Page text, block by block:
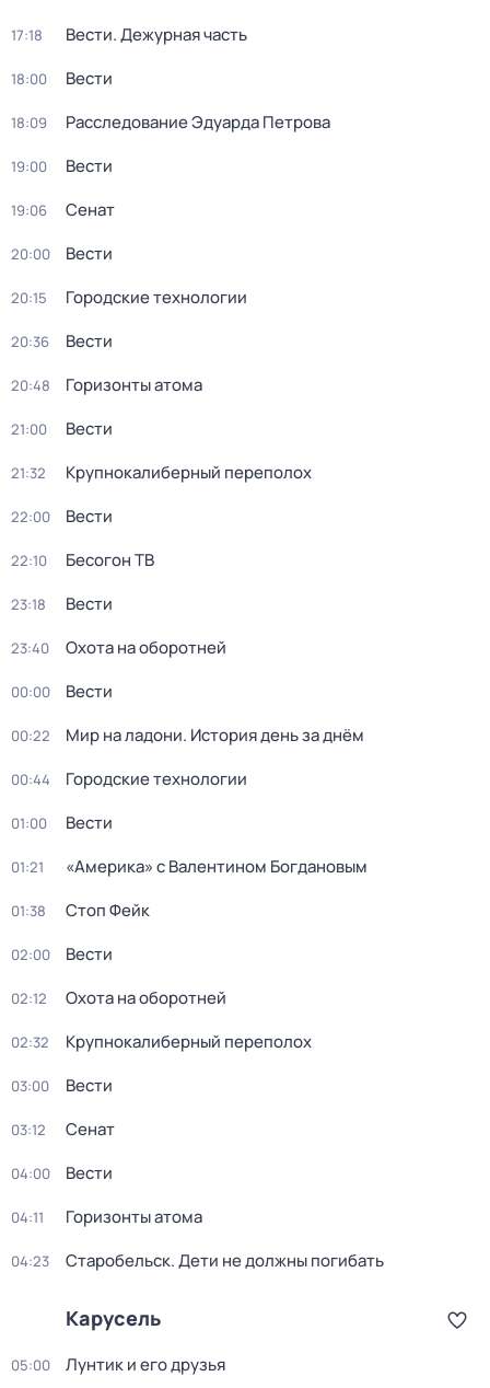
17:18 Вести. Дежурная часть
18:00 Вести
18:09 Расследование Эдуарда Петрова
19:00 Вести
19:06 Сенат
20:00 Вести
20:15 Городские технологии
20:36 Вести
20:48 Горизонты атома
21:00 Вести
21:32 Крупнокалиберный переполох
22:00 Вести
22:10 Бесогон ТВ
23:18 Вести
23:40 Охота на оборотней
00:00 Вести
00:22 Мир на ладони. История день за днём
00:44 Городские технологии
01:00 Вести
01:21 «Америка» с Валентином Богдановым
01:38 Стоп Фейк
02:00 Вести
02:12 Охота на оборотней
02:32 Крупнокалиберный переполох
03:00 Вести
03:12 Сенат
04:00 Вести
04:11 Горизонты атома
04:23 Старобельск. Дети не должны погибать
Карусель
05:00 Лунтик и его друзья